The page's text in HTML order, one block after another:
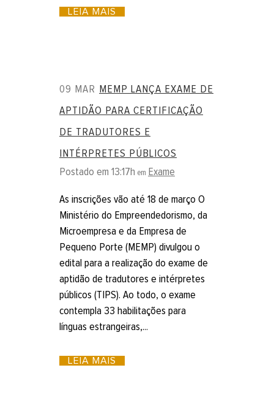
LEIA MAIS
09 MAR
MEMP LANÇA EXAME DE
APTIDÃO PARA CERTIFICAÇÃO
DE TRADUTORES E
INTÉRPRETES PÚBLICOS
Postado em 13:17h em Exame
As inscrições vão até 18 de março O
Ministério do Empreendedorismo, da
Microempresa e da Empresa de
Pequeno Porte (MEMP) divulgou o
edital para a realização do exame de
aptidão de tradutores e intérpretes
públicos (TIPS). Ao todo, o exame
contempla 33 habilitações para
línguas estrangeiras,...
LEIA MAIS